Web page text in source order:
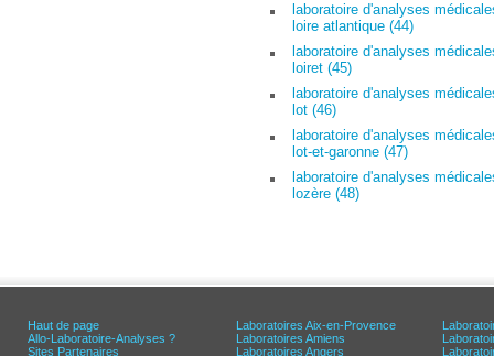
laboratoire d'analyses
loire atlantique (44)
laboratoire d'analyses
loiret (45)
laboratoire d'analyses
lot (46)
laboratoire d'analyses
lot-et-garonne (47)
laboratoire d'analyses
lozère (48)
Haut de page
Allo-Laboratoire-Analyses ?
Sites Partenaires
Laboratoires Aix-en-Provence
Laboratoires Amiens
Laboratoires Angers